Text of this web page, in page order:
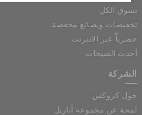
تسوق الكل
تخفيضات وبضائع مخفضة
حصرياً عبر الانترنت
أحدث الصيحات
الشركة
حول كروكس
لمحة عن مجموعة أباريل